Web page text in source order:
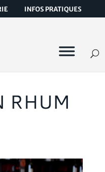
INFOS PRATIQUES
RHUM